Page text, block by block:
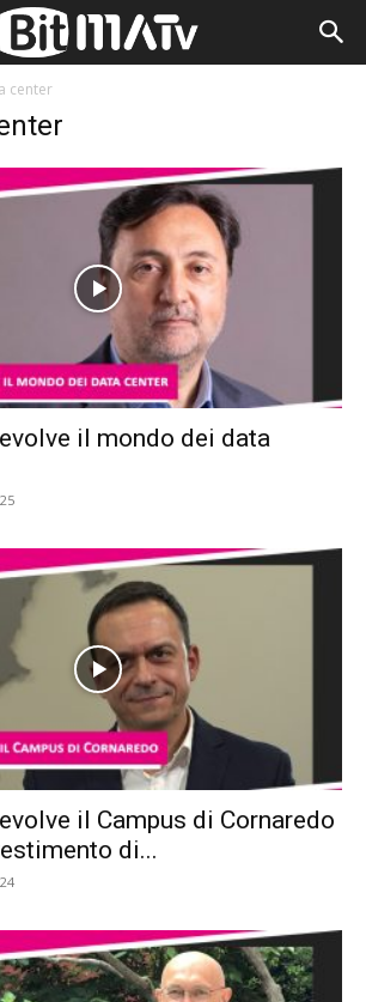
center
il mondo dei data
il Campus di Cornaredo
di...